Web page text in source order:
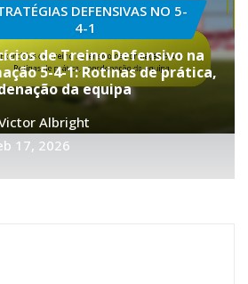
Contra-
DEFENSIVAS NO 5-
4-1
de Treino Defensivo na
5-4-1: Rotinas de prática,
da equipa
Albright
17, 2026